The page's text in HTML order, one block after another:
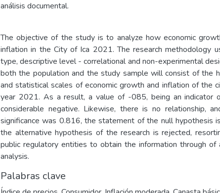
análisis documental.
The objective of the study is to analyze how economic
inflation in the City of Ica 2021. The research methodology
type, descriptive level - correlational and non-experimental
both the population and the study sample will consist of the
and statistical scales of economic growth and inflation of the
year 2021. As a result, a value of -085, being an indicator
considerable negative. Likewise, there is no relationship,
significance was 0.816, the statement of the null hypothesis
the alternative hypothesis of the research is rejected,
public regulatory entities to obtain the information through of
analysis.
Palabras clave